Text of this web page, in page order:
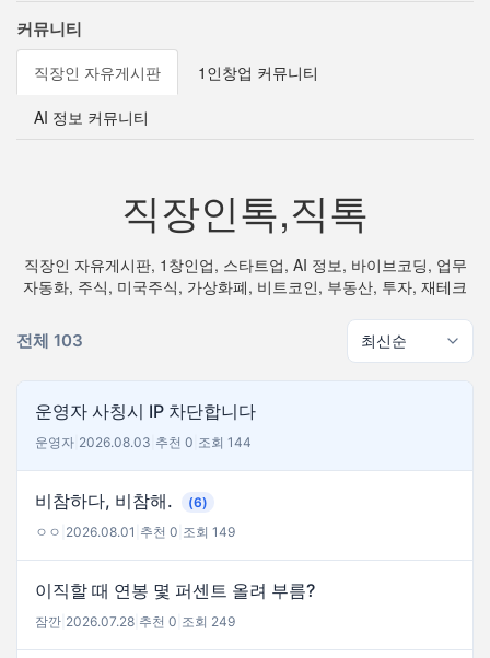
커뮤니티
직장인 자유게시판 1인창업 커뮤니티
AI 정보 커뮤니티
직장인톡,직톡
직장인 자유게시판, 1창인업, 스타트업, AI 정보, 바이브코딩, 업무
자동화, 주식, 미국주식, 가상화폐, 비트코인, 부동산, 투자, 재테크
전체 103
운영자 사칭시 IP 차단합니다
운영자 2026.08.03 추천 0 조회 144
비참하다, 비참해.
(6)
ㅇㅇ 2026.08.01 추천 0 조회 149
이직할 때 연봉 몇 퍼센트 올려 부름?
잠깐 2026.07.28 추천 0 조회 249